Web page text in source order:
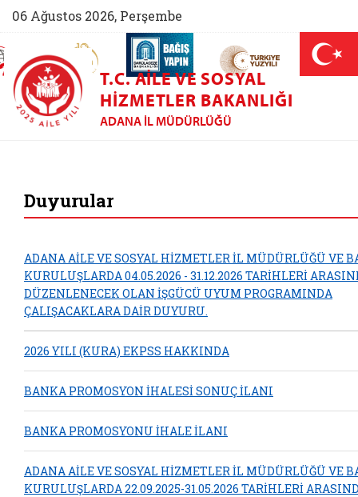
06 Ağustos 2026, Perşembe
(yeni sekmede açılır)
AİLEM İletişim Merkezi (yeni sekmede açılır)
Aile ve Nüfus On Yılı (yeni sekmede açılır)
Darülaceze bağış sayfası (yeni
T.C. AILE VE SOSYAL
HIZMETLER BAKANLIĞI
ADANA İL MÜDÜRLÜĞÜ
Duyurular
ADANA AİLE VE SOSYAL HİZMETLER İL MÜDÜRLÜĞÜ VE
KURULUŞLARDA 04.05.2026 - 31.12.2026 TARİHLERİ
DÜZENLENECEK OLAN İŞGÜCÜ UYUM PROGRAMINDA
ÇALIŞACAKLARA DAİR DUYURU.
2026 YILI (KURA) EKPSS HAKKINDA
BANKA PROMOSYON İHALESİ SONUÇ İLANI
BANKA PROMOSYONU İHALE İLANI
ADANA AİLE VE SOSYAL HİZMETLER İL MÜDÜRLÜĞÜ VE
KURULUŞLARDA 22.09.2025-31.05.2026 TARİHLERİ